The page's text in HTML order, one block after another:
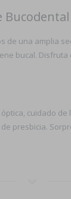
Bucodental
de una amplia
bucal. Disfruta
cuidado de
presbicia.